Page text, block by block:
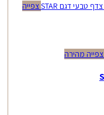
צפייה
צפייה מהירה